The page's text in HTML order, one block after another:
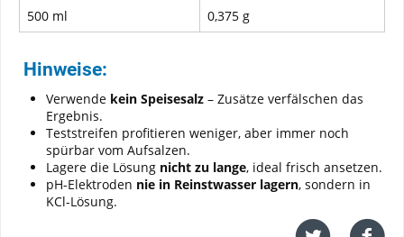
500 ml
0,375 g
Hinweise:
Verwende kein Speisesalz – Zusätze verfälschen das
Ergebnis.
Teststreifen profitieren weniger, aber immer noch
spürbar vom Aufsalzen.
Lagere die Lösung nicht zu lange, ideal frisch ansetzen.
pH-Elektroden nie in Reinstwasser lagern, sondern in
KCl-Lösung.